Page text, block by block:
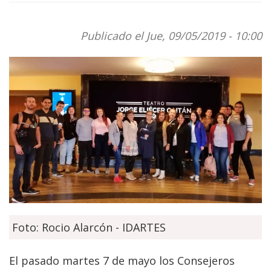
Publicado el Jue, 09/05/2019 - 10:00
Foto: Rocio Alarcón - IDARTES
El pasado martes 7 de mayo los Consejeros